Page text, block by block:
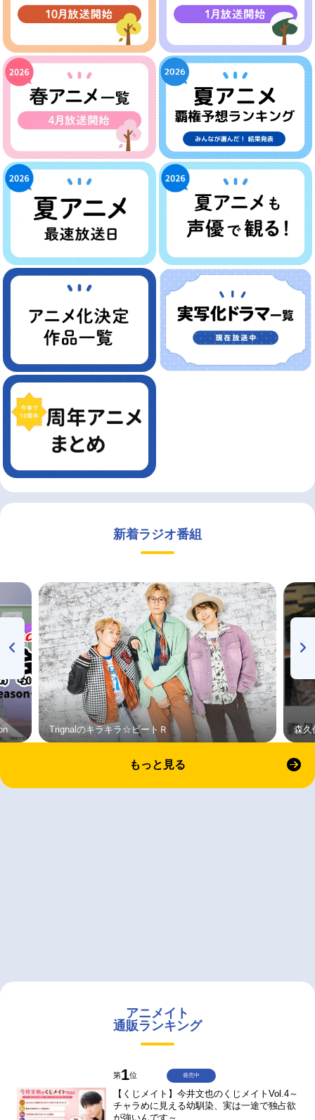
新着ラジオ番組
Trignalのキラキラ☆ビートＲ 森久
もっと見る
アニメイト
通販ランキング
第1位
【くじメイト】今井文也のくじメイトVol.4～
チャラめに見える幼馴染、実は一途で独占欲
が強いんです～
発売中